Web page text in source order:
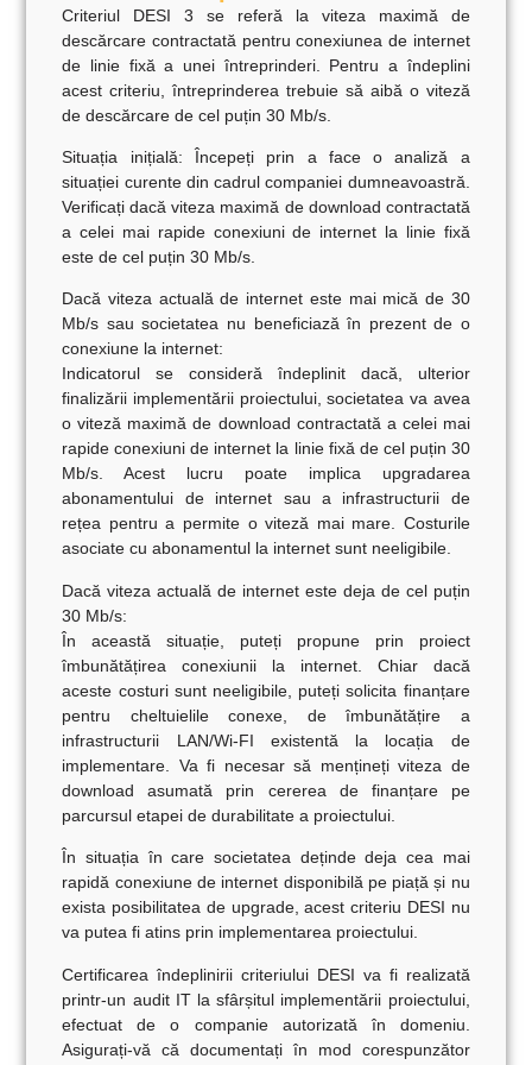
Criteriul DESI 3 se referă la viteza maximă de
descărcare contractată pentru conexiunea de internet
de linie fixă a unei întreprinderi. Pentru a îndeplini
acest criteriu, întreprinderea trebuie să aibă o viteză
de descărcare de cel puțin 30 Mb/s.
Situația inițială: Începeți prin a face o analiză a
situației curente din cadrul companiei dumneavoastră.
Verificați dacă viteza maximă de download contractată
a celei mai rapide conexiuni de internet la linie fixă
este de cel puțin 30 Mb/s.
Dacă viteza actuală de internet este mai mică de 30
Mb/s sau societatea nu beneficiază în prezent de o
conexiune la internet:
Indicatorul se consideră îndeplinit dacă, ulterior
finalizării implementării proiectului, societatea va avea
o viteză maximă de download contractată a celei mai
rapide conexiuni de internet la linie fixă de cel puțin 30
Mb/s. Acest lucru poate implica upgradarea
abonamentului de internet sau a infrastructurii de
rețea pentru a permite o viteză mai mare. Costurile
asociate cu abonamentul la internet sunt neeligibile.
Dacă viteza actuală de internet este deja de cel puțin
30 Mb/s:
În această situație, puteți propune prin proiect
îmbunătățirea conexiunii la internet. Chiar dacă
aceste costuri sunt neeligibile, puteți solicita finanțare
pentru cheltuielile conexe, de îmbunătățire a
infrastructurii LAN/Wi-FI existentă la locația de
implementare. Va fi necesar să mențineți viteza de
download asumată prin cererea de finanțare pe
parcursul etapei de durabilitate a proiectului.
În situația în care societatea deținde deja cea mai
rapidă conexiune de internet disponibilă pe piațăși nu
exista posibilitatea de upgrade, acest criteriu DESI nu
va putea fi atins prin implementarea proiectului.
Certificarea îndeplinirii criteriului DESI va fi realizată
printr-un audit IT la sfârșitul implementării proiectului,
efectuat de o companie autorizată în domeniu
Asigurați-vă că documentați în mod corespunzător